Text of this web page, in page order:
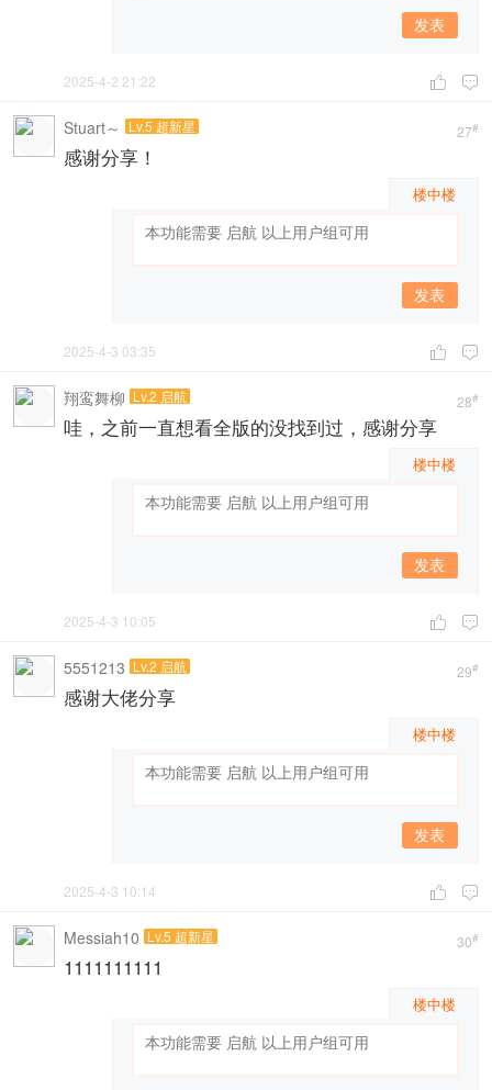
发表
 
2025-4-2 21:22
27#
Stuart～ Lv.5 超新星
感谢分享！
楼中楼
发表
 
2025-4-3 03:35
28#
翔鸾舞柳 Lv.2 启航
哇，之前一直想看全版的没找到过，感谢分享
楼中楼
发表
 
2025-4-3 10:05
29#
5551213 Lv.2 启航
感谢大佬分享
楼中楼
发表
 
2025-4-3 10:14
30#
Messiah10 Lv.5 超新星
1111111111
楼中楼